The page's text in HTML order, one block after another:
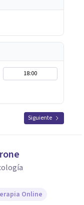
18:00
Siguiente
Online